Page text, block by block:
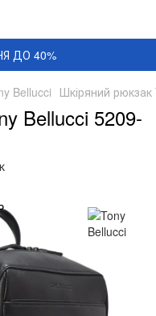
ДО 40%
Bellucci Шкіряний
Bellucci 5209-